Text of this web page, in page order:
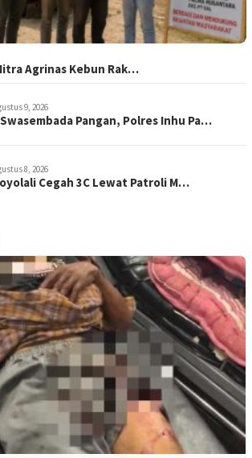
Agrinas Kebun Rak…
9, 2026
Pangan, Polres Inhu Pa…
8, 2026
Cegah 3C Lewat Patroli M…